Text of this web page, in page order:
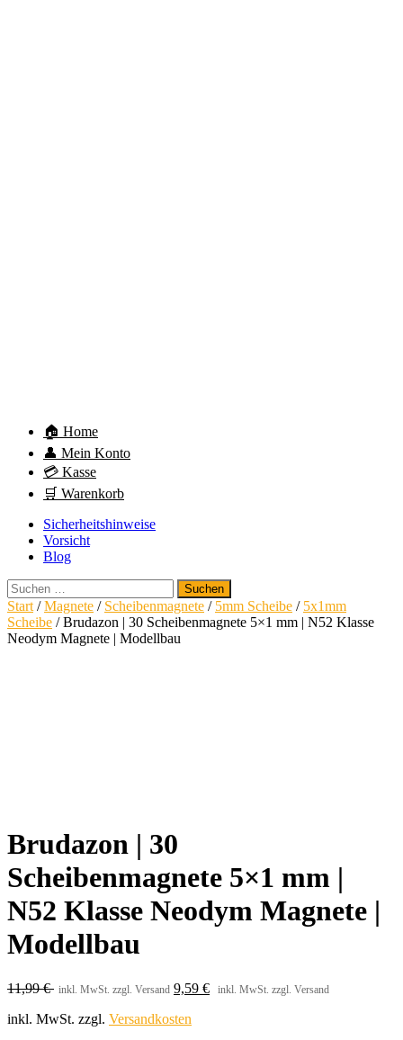
🏠 Home
👤 Mein Konto
💳 Kasse
🛒 Warenkorb
Sicherheitshinweise
Vorsicht
Blog
Suchen
nach:
Start /Magnete / Scheibenmagnete / 5mm Scheibe / 5x1mm
Scheibe / Brudazon | 30 Scheibenmagnete 5×1 mm | N52 Klasse
Neodym Magnete | Modellbau
Brudazon | 30
Scheibenmagnete 5×1 mm |
N52 Klasse Neodym Magnete |
Modellbau
11,99€ inkl. MwSt. zzgl. Versand 9,59 € inkl. MwSt. zzgl. Versand
inkl. MwSt. zzgl. Versandkosten